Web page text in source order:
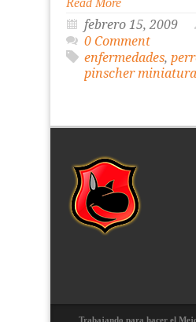
febrero 15, 2009
0 Comment
enfermedades,
pinscher miniatura
Trabajando para hacer el